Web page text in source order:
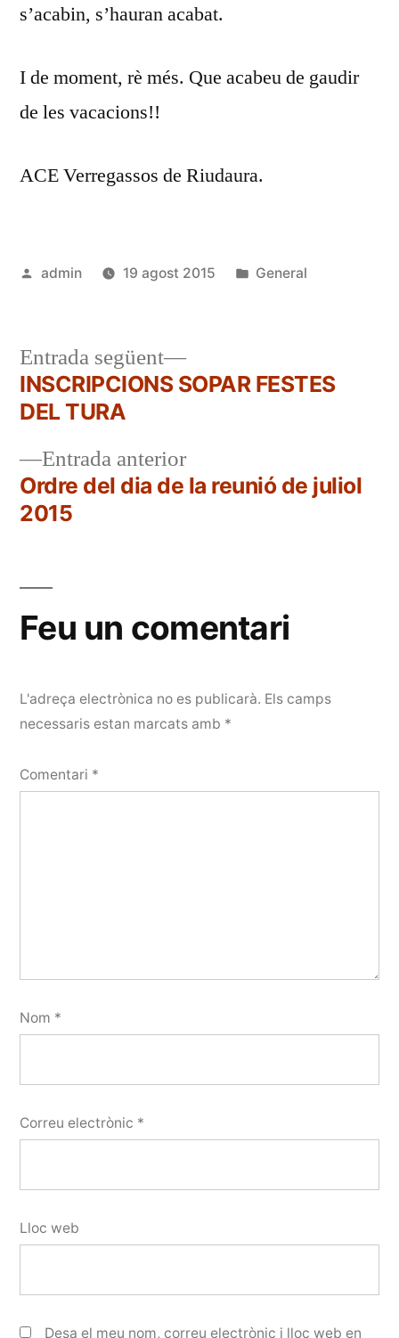
s’acabin, s’hauran acabat.
I de moment, rè més. Que acabeu de gaudir
de les vacacions!!
ACE Verregassos de Riudaura.
Publicat
admin 19 agost 2015
Publicat
General
Navegació
d'entrades
Entrada anteriorEntrada
anterior:
Ordre del dia de la reunió de juliol
2015
Entrada següent
Entrada
següent:
INSCRIPCIONS SOPAR FESTES
DEL TURA
Feu un comentari
L'adreça electrònica no es publicarà. Els camps
necessaris estan marcats amb *
Comentari *
Nom *
Correu electrònic *
Lloc web
Desa el meu nom, correu electrònic i lloc web en